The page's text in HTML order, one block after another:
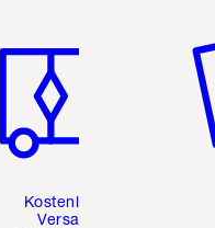
Kostenloser
Versand